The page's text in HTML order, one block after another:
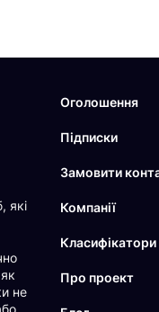
які
не
Оголошення
Підписки
Замовити
Компанії
Класифікатори
Про проект